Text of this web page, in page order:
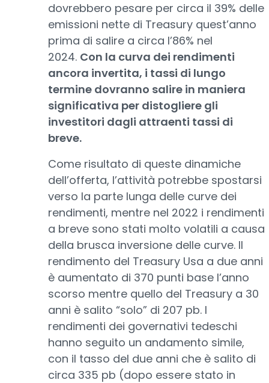
dovrebbero pesare per circa il 39% delle
emissioni nette di Treasury quest’anno
prima di salire a circa l’86% nel
2024. Con la curva dei rendimenti
ancora invertita, i tassi di lungo
termine dovranno salire in maniera
significativa per distogliere gli
investitori dagli attraenti tassi di
breve.
Come risultato di queste dinamiche
dell’offerta, l’attività potrebbe spostarsi
verso la parte lunga delle curve dei
rendimenti, mentre nel 2022 i rendimenti
a breve sono stati molto volatili a causa
della brusca inversione delle curve. Il
rendimento del Treasury Usa a due anni
è aumentato di 370 punti base l’anno
scorso mentre quello del Treasury a 30
anni è salito “solo” di 207 pb. I
rendimenti dei governativi tedeschi
hanno seguito un andamento simile,
con il tasso del due anni che è salito di
circa 335 pb (dopo essere stato in